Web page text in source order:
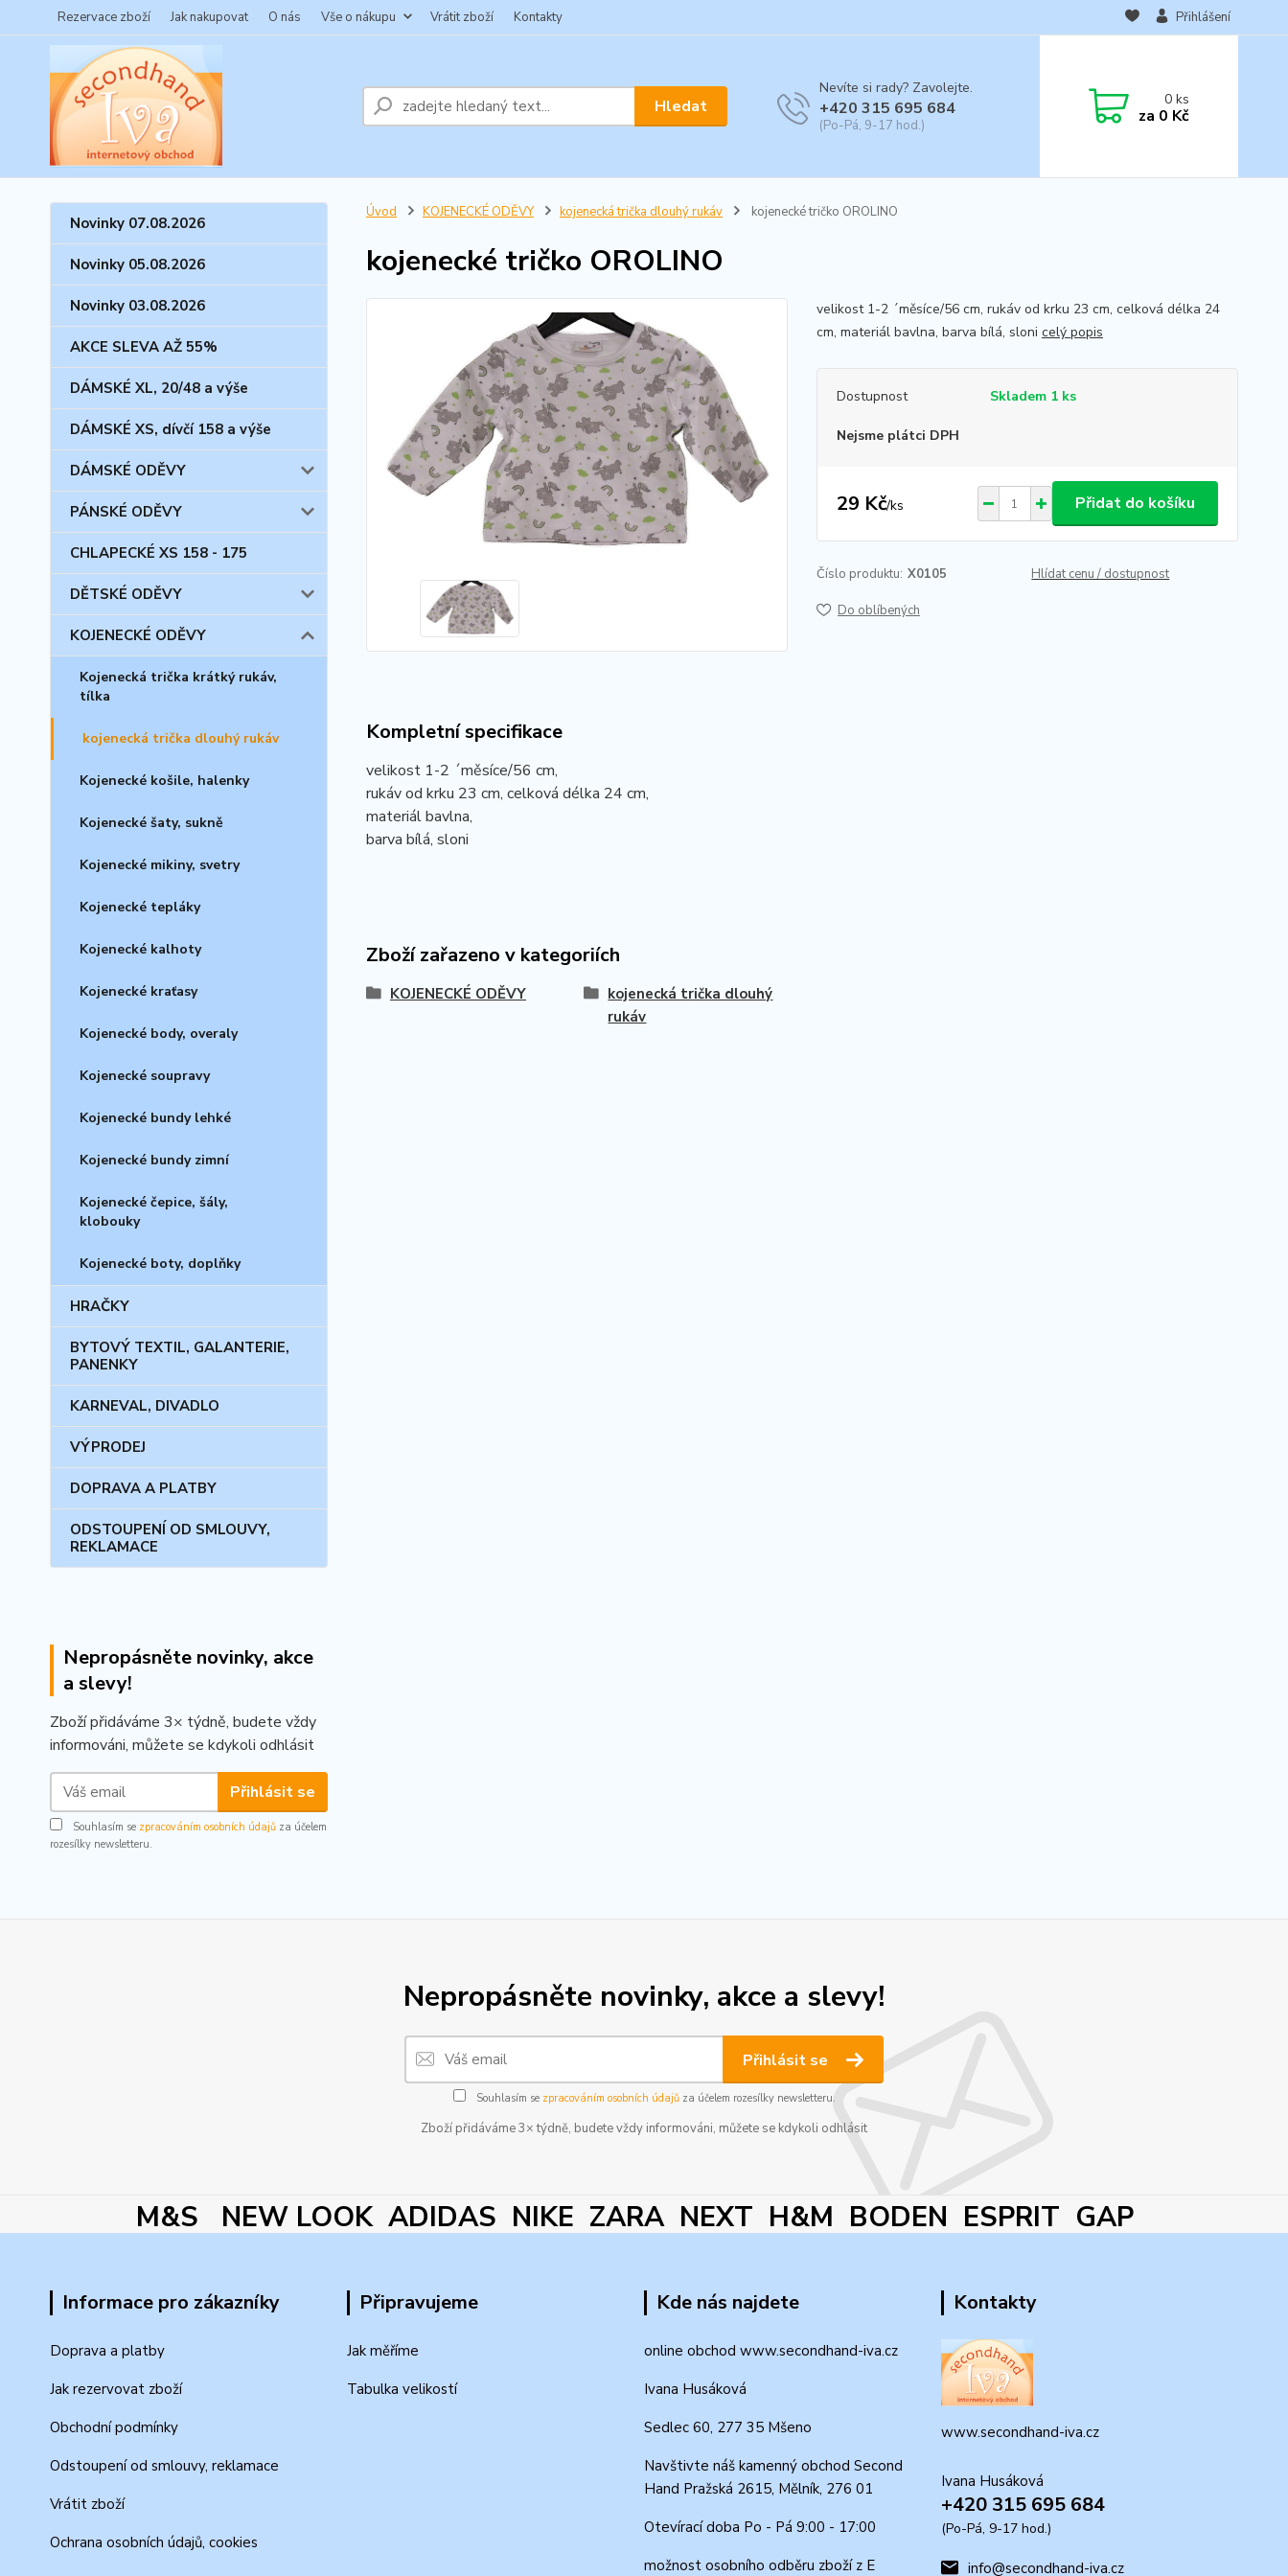
Rezervace zboží Jak nakupovat O nás Vše o nákupu Vrátit zboží Kontakty Přihlášení
Hledat
Nevíte si rady? Zavolejte.
+420 315 695 684
(Po-Pá, 9-17 hod.)
0ks
za 0 Kč
Novinky 07.08.2026
Novinky 05.08.2026
Novinky 03.08.2026
AKCE SLEVA AŽ 55%
DÁMSKÉ XL, 20/48 a výše
DÁMSKÉ XS, dívčí 158 a výše
DÁMSKÉ ODĚVY
PÁNSKÉ ODĚVY
CHLAPECKÉ XS 158 - 175
DĚTSKÉ ODĚVY
KOJENECKÉ ODĚVY
Kojenecká trička krátký rukáv,
tílka
kojenecká trička dlouhý rukáv
Kojenecké košile, halenky
Kojenecké šaty, sukně
Kojenecké mikiny, svetry
Kojenecké tepláky
Kojenecké kalhoty
Kojenecké kraťasy
Kojenecké body, overaly
Kojenecké soupravy
Kojenecké bundy lehké
Kojenecké bundy zimní
Kojenecké čepice, šály,
klobouky
Kojenecké boty, doplňky
HRAČKY
BYTOVÝ TEXTIL, GALANTERIE,
PANENKY
KARNEVAL, DIVADLO
VÝPRODEJ
DOPRAVA A PLATBY
ODSTOUPENÍ OD SMLOUVY,
REKLAMACE
Nepropásněte novinky, akce
a slevy!
Zboží přidáváme 3× týdně, budete vždy
informováni, můžete se kdykoli odhlásit
Přihlásit se
Souhlasím se zpracováním osobních údajů za účelem
rozesílky newsletteru.
Úvod KOJENECKÉ ODĚVY kojenecká trička dlouhý rukáv kojenecké tričko OROLINO
kojenecké tričko OROLINO
velikost 1-2 ´měsíce/56 cm, rukáv od krku 23 cm, celková délka 24
cm, materiál bavlna, barva bílá, sloni celý popis
Dostupnost Skladem 1 ks
Nejsme plátci DPH
29 Kč/ks Přidat do košíku
Číslo produktu: X0105 Hlídat cenu / dostupnost
Do oblíbených
Kompletní specifikace
velikost 1-2 ´měsíce/56 cm,
rukáv od krku 23 cm, celková délka 24 cm,
materiál bavlna,
barva bílá, sloni
Zboží zařazeno v kategoriích
KOJENECKÉ ODĚVY
kojenecká trička dlouhý
rukáv
Nepropásněte novinky, akce a slevy!
Přihlásit se
Souhlasím se zpracováním osobních údajůza účelem rozesílky newsletteru.
Zboží přidáváme 3× týdně, budete vždy informováni, můžete se kdykoli odhlásit
M&S NEW LOOK ADIDAS NIKE ZARA NEXT H&M BODEN ESPRIT GAP
Informace pro zákazníky
Doprava a platby
Jak rezervovat zboží
Obchodní podmínky
Odstoupení od smlouvy, reklamace
Vrátit zboží
Ochrana osobních údajů, cookies
Připravujeme
Jak měříme
Tabulka velikostí
Kde nás najdete
online obchod www.secondhand-iva.cz
Ivana Husáková
Sedlec 60, 277 35 Mšeno
Navštivte náš kamenný obchod Second
Hand Pražská 2615, Mělník, 276 01
Otevírací doba Po - Pá 9:00 - 17:00
možnost osobního odběru zboží z E
Kontakty
www.secondhand-iva.cz
Ivana Husáková
+420 315 695 684
(Po-Pá, 9-17 hod.)
info@secondhand-iva.cz